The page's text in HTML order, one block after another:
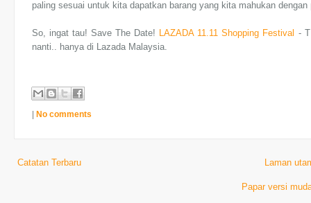
paling sesuai untuk kita dapatkan barang yang kita mahukan
So, ingat tau! Save The Date! LAZADA 11.11 Shopping Festival -
nanti.. hanya di Lazada Malaysia.
| No comments
Catatan Terbaru Laman
Papar versi